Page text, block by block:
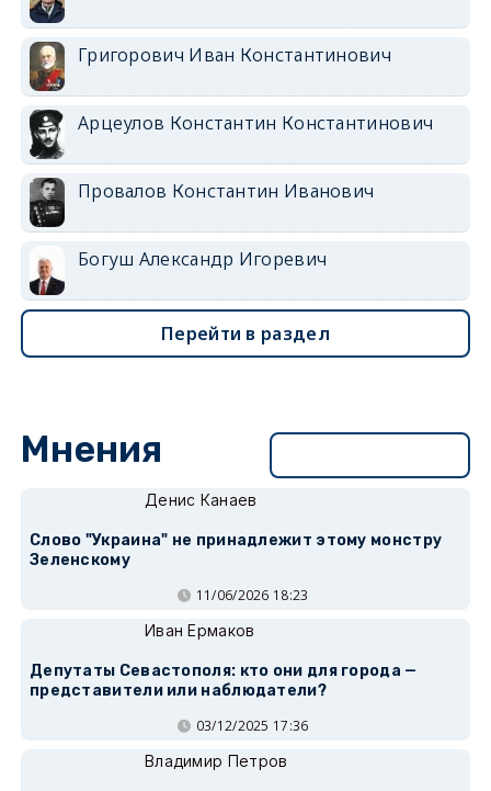
Григорович Иван Константинович
Арцеулов Константин Константинович
Провалов Константин Иванович
Богуш Александр Игоревич
Перейти в раздел
Мнения
Денис Канаев
Слово "Украина" не принадлежит этому монстру
Зеленскому
11/06/2026 18:23
Иван Ермаков
Депутаты Севастополя: кто они для города —
представители или наблюдатели?
03/12/2025 17:36
Владимир Петров